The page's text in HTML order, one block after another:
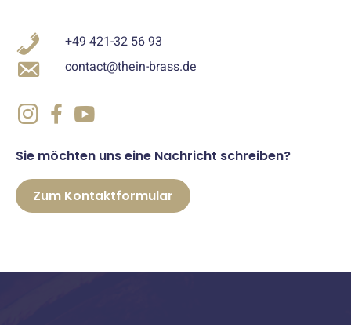
+49 421-32 56 93
contact@thein-brass.de
Sie möchten uns eine Nachricht schreiben?
Zum Kontaktformular